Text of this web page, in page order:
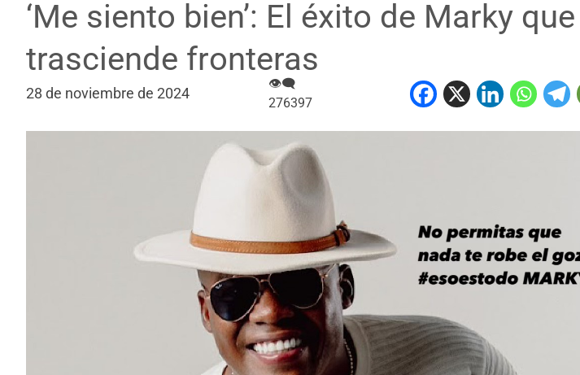
‘Me siento bien’: El éxito de Marky que
trasciende fronteras
28 de noviembre de 2024
👁‍🗨
276397